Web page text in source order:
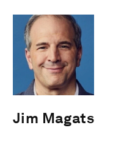
Jim Magats